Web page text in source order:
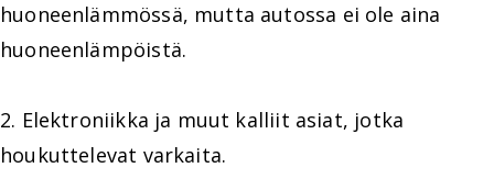
huoneenlämmössä, mutta autossa ei ole aina
huoneenlämpöistä.
2. Elektroniikka ja muut kalliit asiat, jotka
houkuttelevat varkaita.